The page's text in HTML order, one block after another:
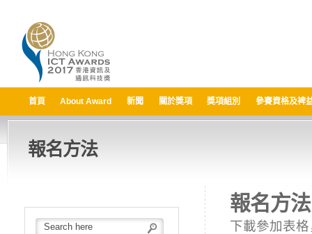
首頁 About Award 新聞 關於獎項 獎項組別 參賽資格及裨
報名方法
報名方法
下載參加表